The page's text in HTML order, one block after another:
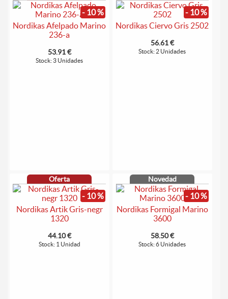
- 10 %
Nordikas Afelpado Marino
236-a
53.91 €
Stock: 3 Unidades
- 10 %
Nordikas Ciervo Gris 2502
56.61 €
Stock: 2 Unidades
Oferta
- 10 %
Nordikas Artik Gris-negr
1320
44.10 €
Stock: 1 Unidad
Novedad
- 10 %
Nordikas Formigal Marino
3600
58.50 €
Stock: 6 Unidades